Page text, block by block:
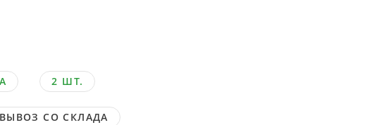
2 ШТ.
СО СКЛАДА